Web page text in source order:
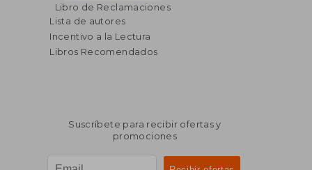
Libro de Reclamaciones
Lista de autores
Incentivo a la Lectura
Libros Recomendados
Suscríbete para recibir ofertas y
promociones